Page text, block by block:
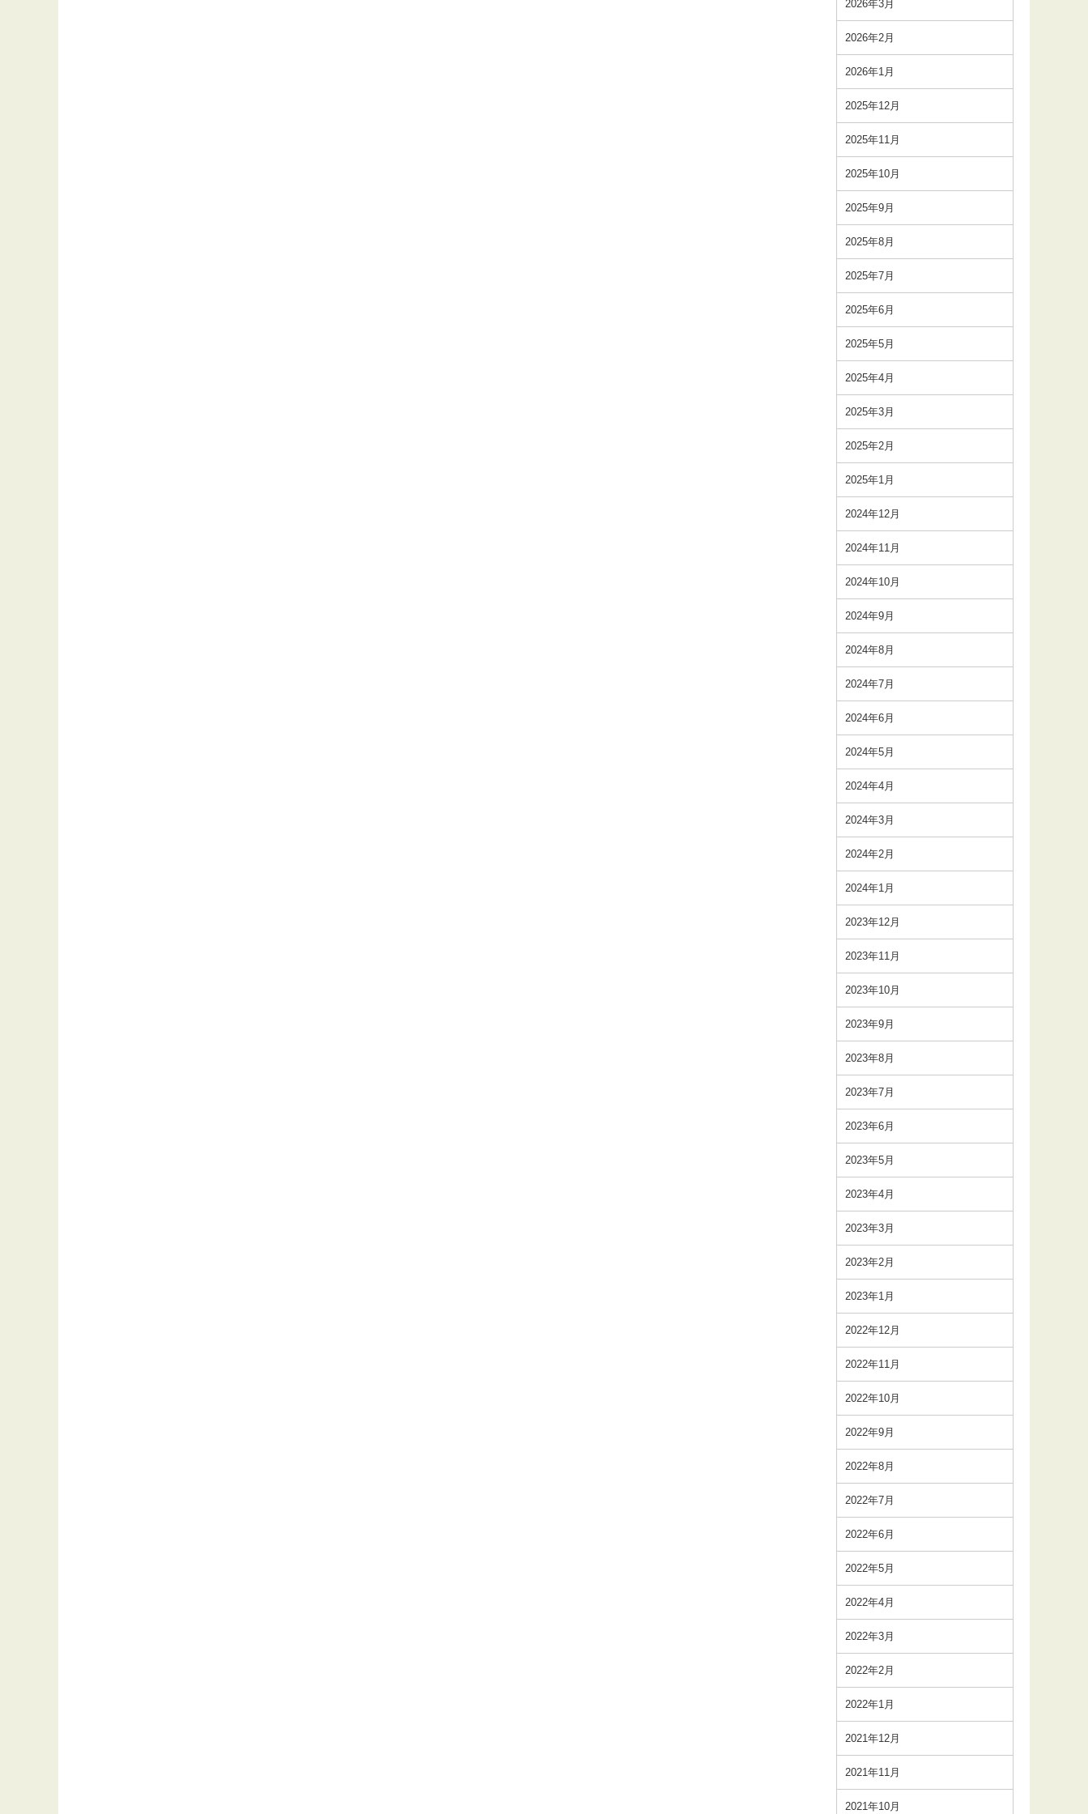
2026年3月
2026年2月
2026年1月
2025年12月
2025年11月
2025年10月
2025年9月
2025年8月
2025年7月
2025年6月
2025年5月
2025年4月
2025年3月
2025年2月
2025年1月
2024年12月
2024年11月
2024年10月
2024年9月
2024年8月
2024年7月
2024年6月
2024年5月
2024年4月
2024年3月
2024年2月
2024年1月
2023年12月
2023年11月
2023年10月
2023年9月
2023年8月
2023年7月
2023年6月
2023年5月
2023年4月
2023年3月
2023年2月
2023年1月
2022年12月
2022年11月
2022年10月
2022年9月
2022年8月
2022年7月
2022年6月
2022年5月
2022年4月
2022年3月
2022年2月
2022年1月
2021年12月
2021年11月
2021年10月